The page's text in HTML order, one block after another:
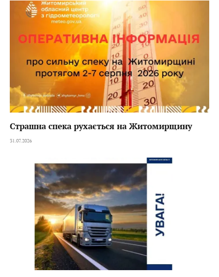
Страшна спека рухається на Житомирщину
31.07.2026